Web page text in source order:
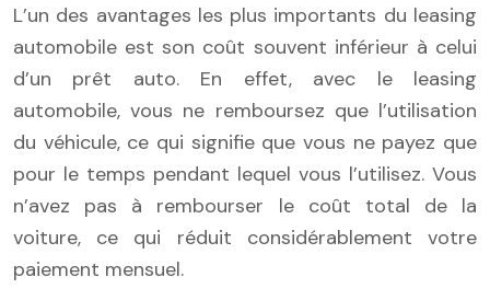
L’un des avantages les plus importants du leasing
automobile est son coût souvent inférieur à celui
d’un prêt auto. En effet, avec le leasing
automobile, vous ne remboursez que l’utilisation
du véhicule, ce qui signifie que vous ne payez que
pour le temps pendant lequel vous l’utilisez. Vous
n’avez pas à rembourser le coût total de la
voiture, ce qui réduit considérablement votre
paiement mensuel.